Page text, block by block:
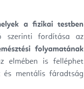
a fizikai testben
szerinti fordítása az
folyamatának
elmében is felléphet
és mentális fáradtság